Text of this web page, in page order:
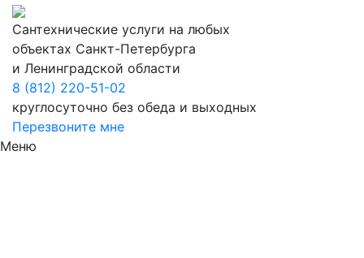
Сантехнические услуги на любых
объектах Санкт-Петербурга
и Ленинградской области
8 (812) 220-51-02
круглосуточно без обеда и выходных
Перезвоните мне
Меню